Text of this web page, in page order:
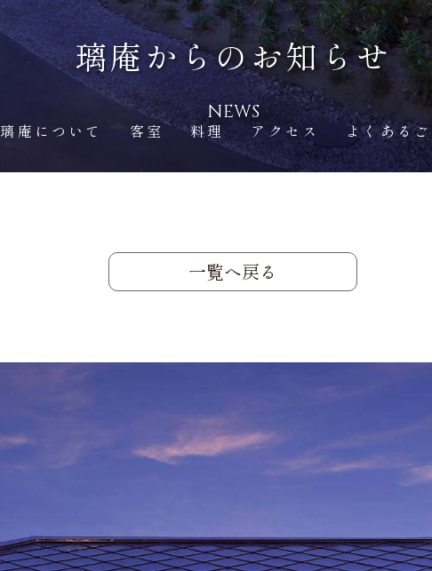
璃庵について 客室 料理 アクセス よくある
璃庵からのお知らせ
NEWS
一覧へ戻る